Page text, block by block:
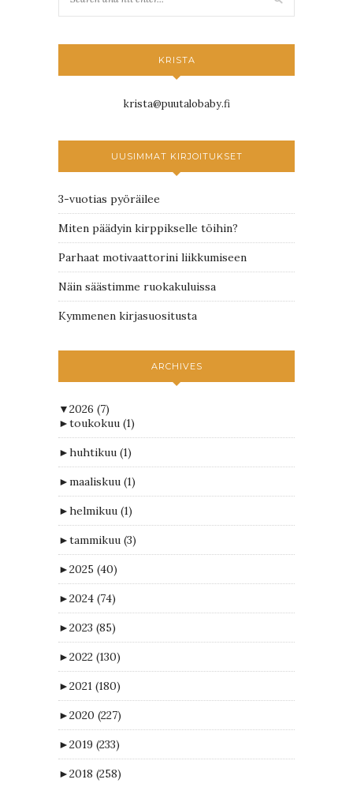
KRISTA
krista@puutalobaby.fi
UUSIMMAT KIRJOITUKSET
3-vuotias pyöräilee
Miten päädyin kirppikselle töihin?
Parhaat motivaattorini liikkumiseen
Näin säästimme ruokakuluissa
Kymmenen kirjasuositusta
ARCHIVES
▼2026 (7)
►toukokuu (1)
►huhtikuu (1)
►maaliskuu (1)
►helmikuu (1)
►tammikuu (3)
►2025 (40)
►2024 (74)
►2023 (85)
►2022 (130)
►2021 (180)
►2020 (227)
►2019 (233)
►2018 (258)